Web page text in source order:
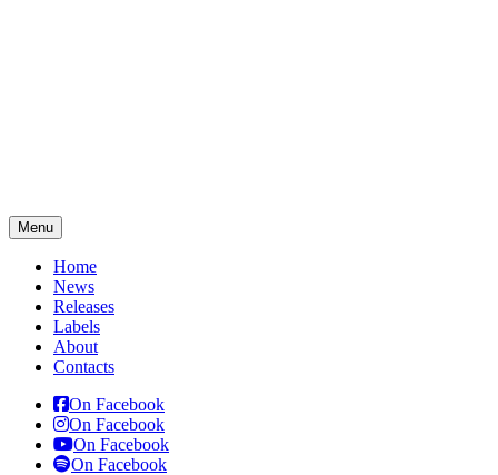
Menu
Home
News
Releases
Labels
About
Contacts
On Facebook
On Facebook
On Facebook
On Facebook